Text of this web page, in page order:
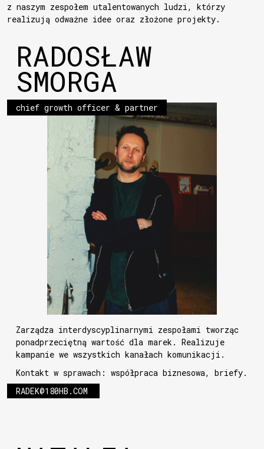
z naszym zespołem utalentowanych ludzi, którzy
realizują odważne idee oraz złożone projekty.
RADOSŁAW
SMORGA
chief growth officer & partner
Zarządza interdyscyplinarnymi zespołami tworząc
ponadprzeciętną wartość dla marek. Realizuje
kampanie we wszystkich kanałach komunikacji.
Kontakt w sprawach: współpraca biznesowa, briefy.
RADEK@180HB.COM